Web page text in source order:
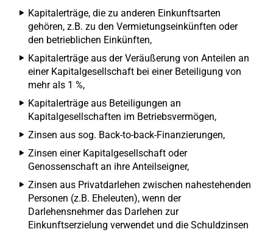
Kapitalerträge, die zu anderen Einkunftsarten
gehören, z.B. zu den Vermietungseinkünften oder
den betrieblichen Einkünften,
Kapitalerträge aus der Veräußerung von Anteilen an
einer Kapitalgesellschaft bei einer Beteiligung von
mehr als 1 %,
Kapitalerträge aus Beteiligungen an
Kapitalgesellschaften im Betriebsvermögen,
Zinsen aus sog. Back-to-back-Finanzierungen,
Zinsen einer Kapitalgesellschaft oder
Genossenschaft an ihre Anteilseigner,
Zinsen aus Privatdarlehen zwischen nahestehenden
Personen (z.B. Eheleuten), wenn der
Darlehensnehmer das Darlehen zur
Einkunftserzielung verwendet und die Schuldzinsen